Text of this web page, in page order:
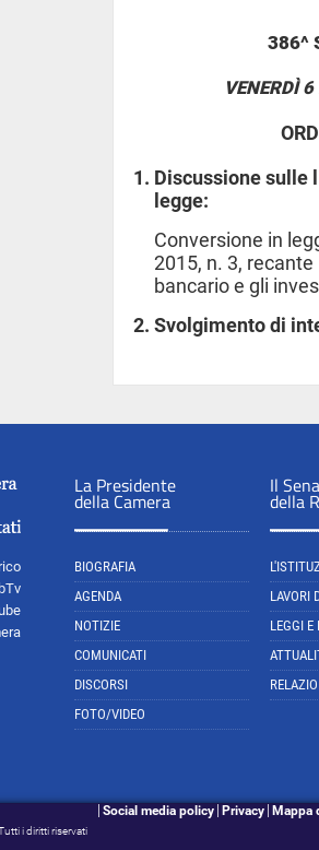
386^
VENERDÌ
Discussione sulle
legge:
Conversione in
2015, n. 3,
bancario e gli
Svolgimento di
La Presidente
della Camera
BIOGRAFIA
AGENDA
NOTIZIE
COMUNICATI
DISCORSI
FOTO/VIDEO
Il
della
LAVORI
LEGGI E
i diritti riservati
Social media policy Privacy Mappa